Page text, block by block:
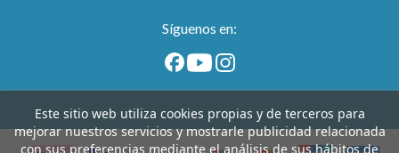
Este sitio web utiliza cookies propias y de terceros para
mejorar nuestros servicios y mostrarle publicidad relacionada
con sus preferencias mediante el análisis de sus hábitos de
Síguenos en: